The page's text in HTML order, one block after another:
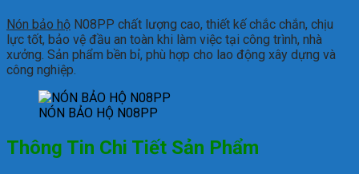
Nón bảo hộ N08PP chất lượng cao, thiết kế chắc chắn, chịu
lực tốt, bảo vệ đầu an toàn khi làm việc tại công trình, nhà
xưởng. Sản phẩm bền bỉ, phù hợp cho lao động xây dựng và
công nghiệp.
NÓN BẢO HỘ N08PP
Thông Tin Chi Tiết Sản Phẩm